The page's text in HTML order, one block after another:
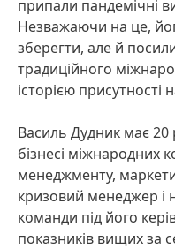
припали пандемічні
Незважаючи на це,
зберегти, але й
традиційного
історією присутності
Василь Дудник має 20
бізнесі міжнародних
менеджменту,
кризовий менеджер і
команди під його
показників вищих за